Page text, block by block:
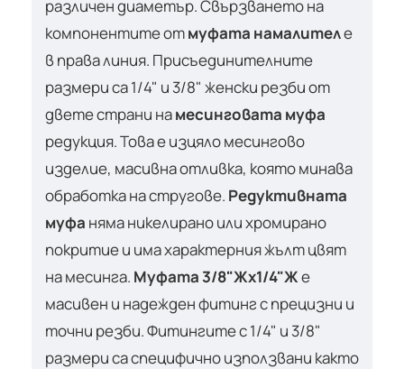
различен диаметър. Свързването на
компонентите отмуфата намалителе
в права линия. Присъединителните
размери са 1/4" и 3/8" женски резби от
двете страни намесинговата муфа
редукция. Това е изцяло месингово
изделие, масивна отливка, която минава
обработка на стругове. Редуктивната
муфа няма никелирано или хромирано
покритие и има характерния жълт цвят
на месинга. Муфата 3/8"Жх1/4"Же
масивен и надежден фитинг с прецизни и
точни резби. Фитингите с 1/4" и 3/8"
размери са специфично използвани както